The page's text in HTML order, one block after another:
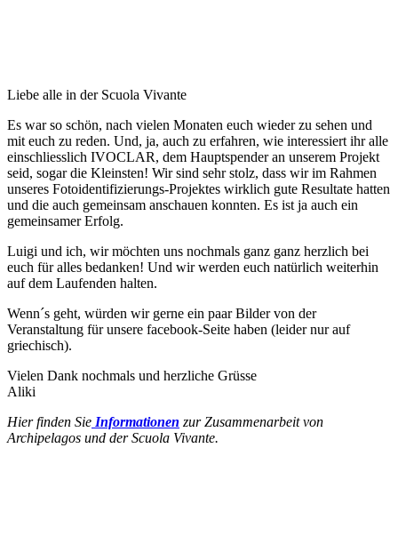
Liebe alle in der Scuola Vivante
Es war so schön, nach vielen Monaten euch wieder zu sehen und
mit euch zu reden. Und, ja, auch zu erfahren, wie interessiert ihr alle
einschliesslich IVOCLAR, dem Hauptspender an unserem Projekt
seid, sogar die Kleinsten! Wir sind sehr stolz, dass wir im Rahmen
unseres Fotoidentifizierungs-Projektes wirklich gute Resultate hatten
und die auch gemeinsam anschauen konnten. Es ist ja auch ein
gemeinsamer Erfolg.
Luigi und ich, wir möchten uns nochmals ganz ganz herzlich bei
euch für alles bedanken! Und wir werden euch natürlich weiterhin
auf dem Laufenden halten.
Wenn´s geht, würden wir gerne ein paar Bilder von der
Veranstaltung für unsere facebook-Seite haben (leider nur auf
griechisch).
Vielen Dank nochmals und herzliche Grüsse
Aliki
Hier finden Sie Informationen zur Zusammenarbeit von
Archipelagos und der Scuola Vivante.